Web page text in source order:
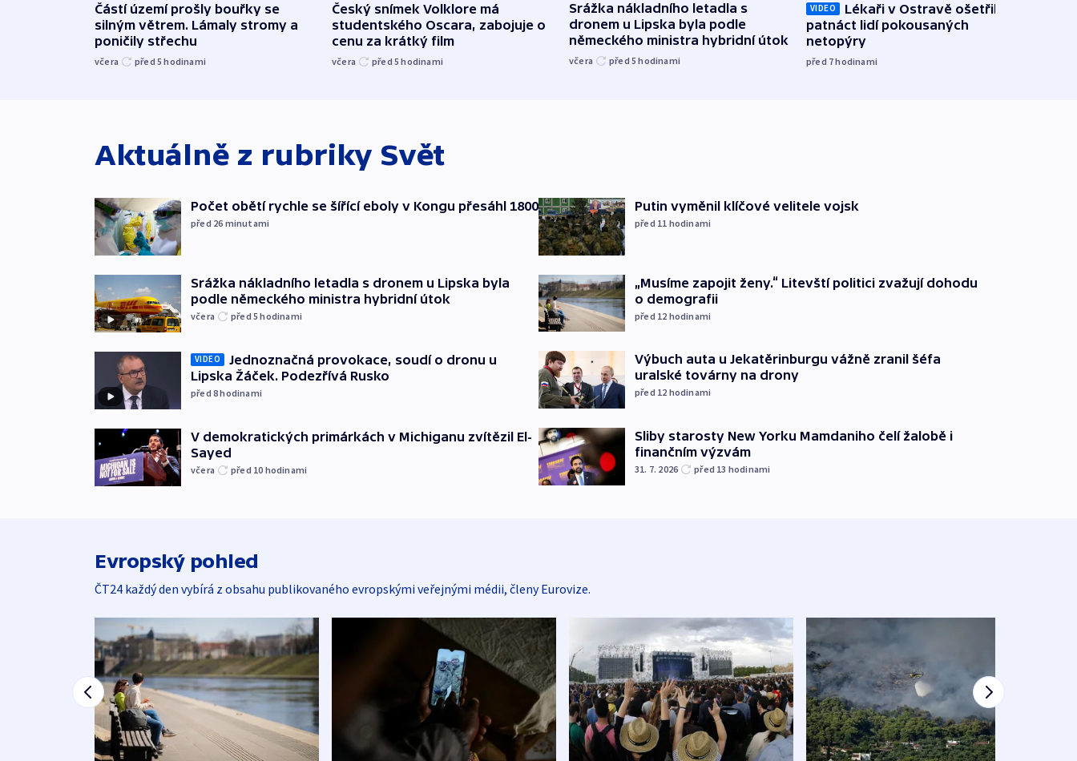
Částí území prošly bouřky se
silným větrem. Lámaly stromy a
poničily střechu
včera před 5hodinami
Český snímek Volklore má
studentského Oscara, zabojuje o
cenu za krátký film
včera před 5hodinami
Srážka nákladního letadla s
dronem u Lipska byla podle
německého ministra hybridní útok
včera před 5hodinami
VIDEO
Lékaři v Ostravě ošetřili už
patnáct lidí pokousaných
netopýry
před 7hodinami
Aktuálně z rubriky Svět
Počet obětí rychle se šířící eboly v Kongu přesáhl 1800
před 26 minutami
Srážka nákladního letadla s dronem u Lipska byla
podle německého ministra hybridní útok
včera před 5hodinami
VIDEO
Jednoznačná provokace, soudí o dronu u
Lipska Žáček. Podezřívá Rusko
před 8hodinami
V demokratických primárkách v Michiganu zvítězil El-
Sayed
včera před 10 hodinami
Putin vyměnil klíčové velitele vojsk
před 11 hodinami
„Musíme zapojit ženy.“ Litevští politici zvažují dohodu
o demografii
před 12 hodinami
Výbuch auta u Jekatěrinburgu vážně zranil šéfa
uralské továrny na drony
před 12 hodinami
Sliby starosty New Yorku Mamdaniho čelí žalobě i
finančním výzvám
31. 7. 2026 před 13 hodinami
Evropský pohled
ČT24 každý den vybírá z obsahu publikovaného evropskými veřejnými médii, členy Eurovize.